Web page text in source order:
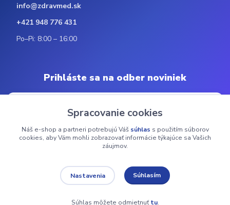
info@zdravmed.sk
+421 948 776 431
Po–Pi: 8:00 – 16:00
Prihláste sa na odber noviniek
Odoberať
© 2024 ZdravMed.sk | Všetky práva vyhradené
Spracovanie cookies
Náš e-shop a partneri potrebujú Váš súhlas s použitím súborov
cookies, aby Vám mohli zobrazovať informácie týkajúce sa Vašich
záujmov.
Nastavenia Súhlasím
Súhlas môžete odmietnuťtu.